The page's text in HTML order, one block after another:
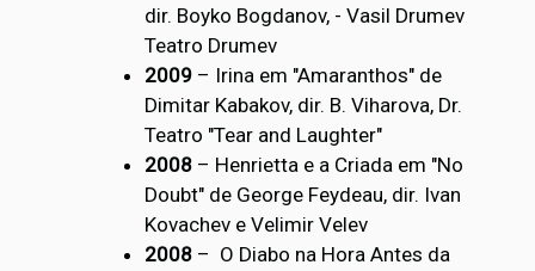
dir. Boyko Bogdanov, - Vasil Drumev
Teatro Drumev
2009– Irina em "Amaranthos" de
Dimitar Kabakov, dir. В. Viharova, Dr.
Teatro "Tear and Laughter"
2008– Henrietta e a Criada em "No
Doubt" de George Feydeau, dir. Ivan
Kovachev e Velimir Velev
2008– O Diabo na Hora Antes da